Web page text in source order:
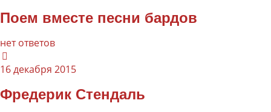
Поем вместе песни бардов
нет ответов
16 декабря 2015
Фредерик Стендаль